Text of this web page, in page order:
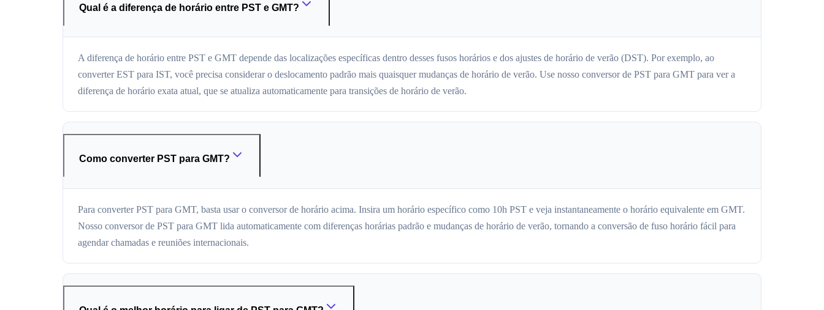
Qual é a diferença de horário entre PST e GMT?
A diferença de horário entre PST e GMT depende das localizações específicas dentro desses fusos horários e dos ajustes de horário de verão (DST). Por exemplo, ao
converter EST para IST, você precisa considerar o deslocamento padrão mais quaisquer mudanças de horário de verão. Use nosso conversor de PST para GMT para ver a
diferença de horário exata atual, que se atualiza automaticamente para transições de horário de verão.
Como converter PST para GMT?
Para converter PST para GMT, basta usar o conversor de horário acima. Insira um horário específico como 10h PST e veja instantaneamente o horário equivalente em GMT.
Nosso conversor de PST para GMT lida automaticamente com diferenças horárias padrão e mudanças de horário de verão, tornando a conversão de fuso horário fácil para
agendar chamadas e reuniões internacionais.